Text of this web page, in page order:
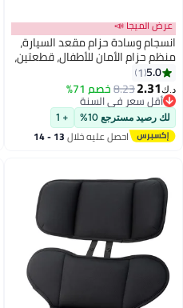
عرض الميجا 📣
انسجام وسادة حزام مقعد السيارة،
منظم حزام الأمان للأطفال، قطعتين،
منظم حزام أمان السيارة العالمي،
غطاء وسادة حزام مقعد السيارة
للسفر
5.0
1
د.ك‏2.31
8.23خصم 71%
أقل سعر في السنة
أقل سعر في السنة
لك رصيد مسترجع 10% + 1
احصل عليه خلال 13 - 14